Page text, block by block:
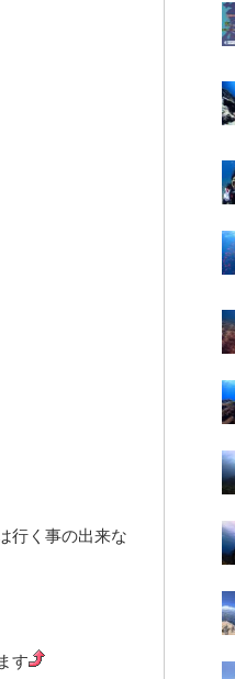
行く事の出来な
す